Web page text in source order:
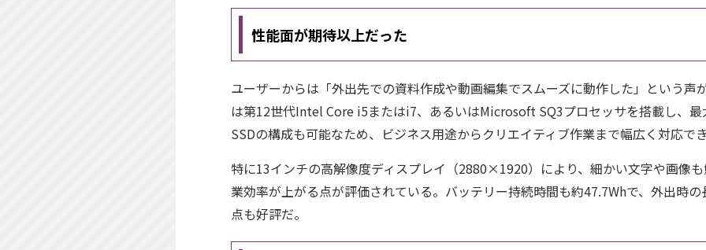
性能面が期待以上だった
ユーザーからは「外出先での資料作成や動画編集でスムーズに動作した」という声
は第12世代Intel Core i5またはi7、あるいはMicrosoft SQ3プロセッサを搭載し、
SSDの構成も可能なため、ビジネス用途からクリエイティブ作業まで幅広く対応で
特に13インチの高解像度ディスプレイ（2880×1920）により、細かい文字や画像
業効率が上がる点が評価されている。バッテリー持続時間も約47.7Whで、外出時
点も好評だ。